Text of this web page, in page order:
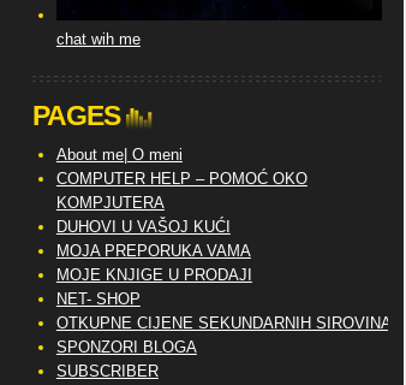
chat wih me
PAGES
About me| O meni
COMPUTER HELP – POMOĆ OKO
KOMPJUTERA
DUHOVI U VAŠOJ KUĆI
MOJA PREPORUKA VAMA
MOJE KNJIGE U PRODAJI
NET- SHOP
OTKUPNE CIJENE SEKUNDARNIH SIROVINA
SPONZORI BLOGA
SUBSCRIBER